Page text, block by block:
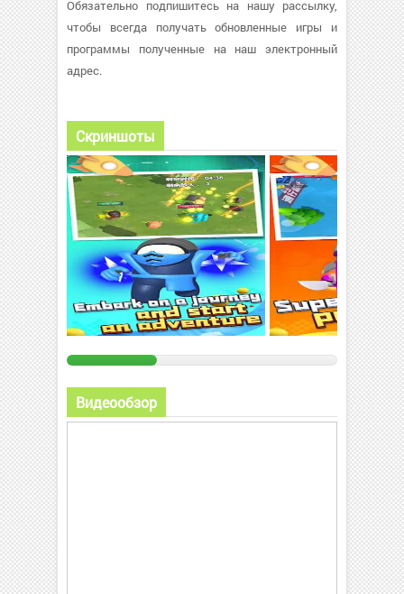
Обязательно подпишитесь на нашу рассылку,
чтобы всегда получать обновленные игры и
программы полученные на наш электронный
адрес.
Скриншоты
Видеообзор